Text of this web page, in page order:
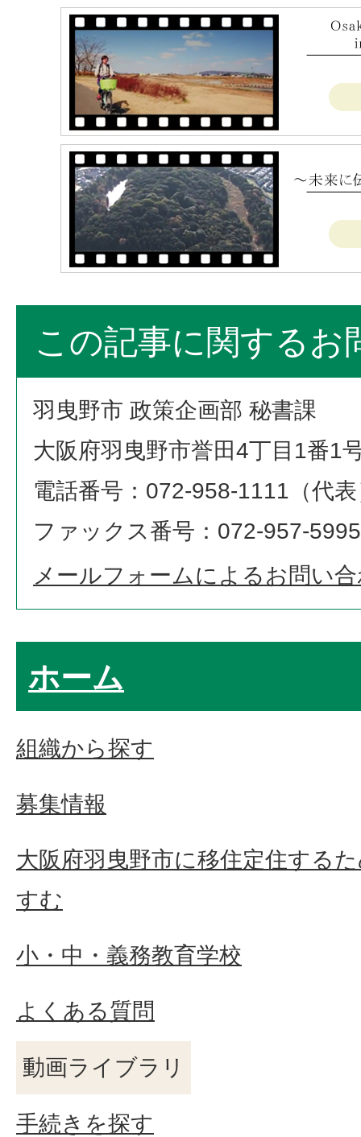
この記事に関するお
羽曳野市 政策企画部 秘書課
大阪府羽曳野市誉田4丁目1番1
電話番号：072-958-1111（代
ファックス番号：072-957-5995
メールフォームによるお問い
ホーム
組織から探す
募集情報
大阪府羽曳野市に移住定住する
すむ
小・中・義務教育学校
よくある質問
動画ライブラリ
手続きを探す